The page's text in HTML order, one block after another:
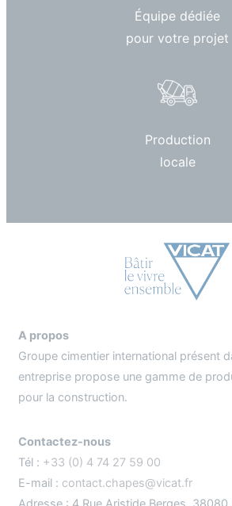
Équipe dédiée
pour votre projet
Production
locale
A propos
Groupe cimentier international présent
entreprise propose une gamme de
pour la construction.
Contactez-nous
Tél : +33 (0) 4 74 27 59 00
E-mail : contact.chapes@vicat.fr